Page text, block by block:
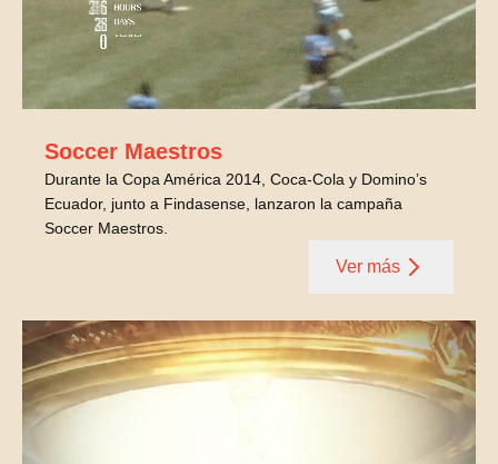
Soccer Maestros
Durante la Copa América 2014, Coca-Cola y Domino’s
Ecuador, junto a Findasense, lanzaron la campaña
Soccer Maestros.
Ver más